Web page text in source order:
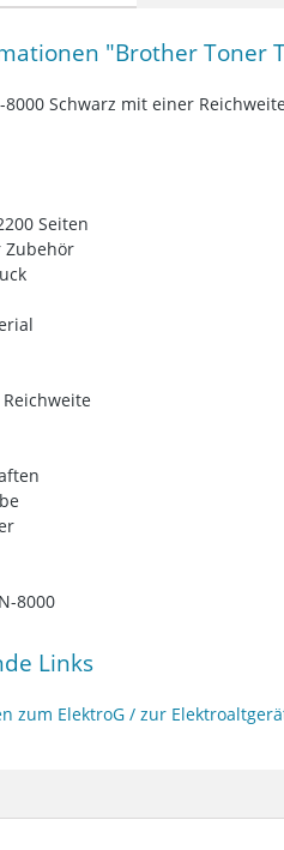
"Brother Toner
Schwarz mit einer
Seiten
Zubehör
Reichweite
8000
Links
zum ElektroG / zur